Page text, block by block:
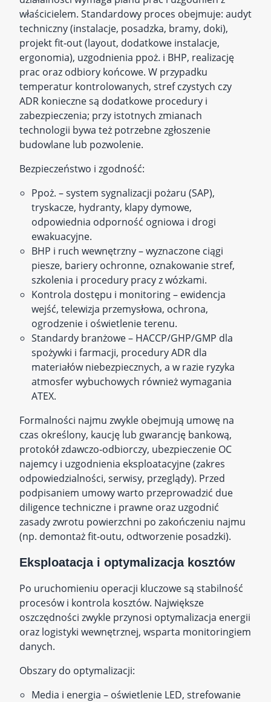
właścicielem. Standardowy proces obejmuje: audyt
techniczny (instalacje, posadzka, bramy, doki),
projekt fit‑out (layout, dodatkowe instalacje,
ergonomia), uzgodnienia ppoż. i BHP, realizację
prac oraz odbiory końcowe. W przypadku
temperatur kontrolowanych, stref czystych czy
ADR konieczne są dodatkowe procedury i
zabezpieczenia; przy istotnych zmianach
technologii bywa też potrzebne zgłoszenie
budowlane lub pozwolenie.
Bezpieczeństwo i zgodność:
Ppoż. – system sygnalizacji pożaru (SAP),
tryskacze, hydranty, klapy dymowe,
odpowiednia odporność ogniowa i drogi
ewakuacyjne.
BHP i ruch wewnętrzny – wyznaczone ciągi
piesze, bariery ochronne, oznakowanie stref,
szkolenia i procedury pracy z wózkami.
Kontrola dostępu i monitoring – ewidencja
wejść, telewizja przemysłowa, ochrona,
ogrodzenie i oświetlenie terenu.
Standardy branżowe – HACCP/GHP/GMP dla
spożywki i farmacji, procedury ADR dla
materiałów niebezpiecznych, a w razie ryzyka
atmosfer wybuchowych również wymagania
ATEX.
Formalności najmu zwykle obejmują umowę na
czas określony, kaucję lub gwarancję bankową,
protokół zdawczo‑odbiorczy, ubezpieczenie OC
najemcy i uzgodnienia eksploatacyjne (zakres
odpowiedzialności, serwisy, przeglądy). Przed
podpisaniem umowy warto przeprowadzić due
diligence techniczne i prawne oraz uzgodnić
zasady zwrotu powierzchni po zakończeniu najmu
(np. demontaż fit‑outu, odtworzenie posadzki).
Eksploatacja i optymalizacja kosztów
Po uruchomieniu operacji kluczowe są stabilność
procesów i kontrola kosztów. Największe
oszczędności zwykle przynosi optymalizacja energii
oraz logistyki wewnętrznej, wsparta monitoringiem
danych.
Obszary do optymalizacji:
Media i energia – oświetlenie LED, strefowanie